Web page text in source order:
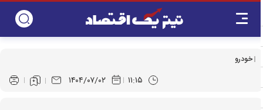
خودرو
۱۴۰۴/۰۷/۰۲ ۱۱:۱۵